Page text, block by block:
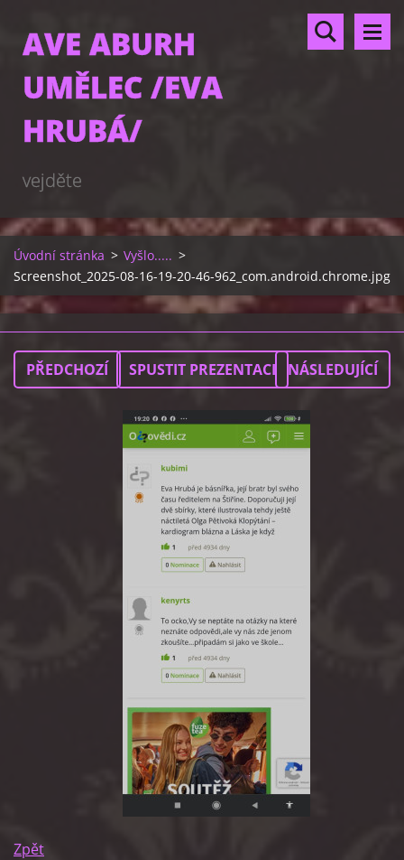
AVE ABURH
UMĚLEC /EVA
HRUBÁ/
vejděte
Úvodní stránka > Vyšlo..... >
Screenshot_2025-08-16-19-20-46-962_com.android.chrome.jpg
PŘEDCHOZÍ SPUSTIT PREZENTACI NÁSLEDUJÍCÍ
Zpět